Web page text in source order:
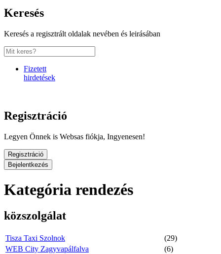
Keresés
Keresés a regisztrált oldalak nevében és leirásában
Fizetett
hirdetések
Regisztráció
Legyen Önnek is Websas fiókja, Ingyenesen!
Regisztráció
Bejelentkezés
Kategória rendezés
közszolgálat
Tisza Taxi Szolnok
(29)
WEB City Zagyvapálfalva
(6)